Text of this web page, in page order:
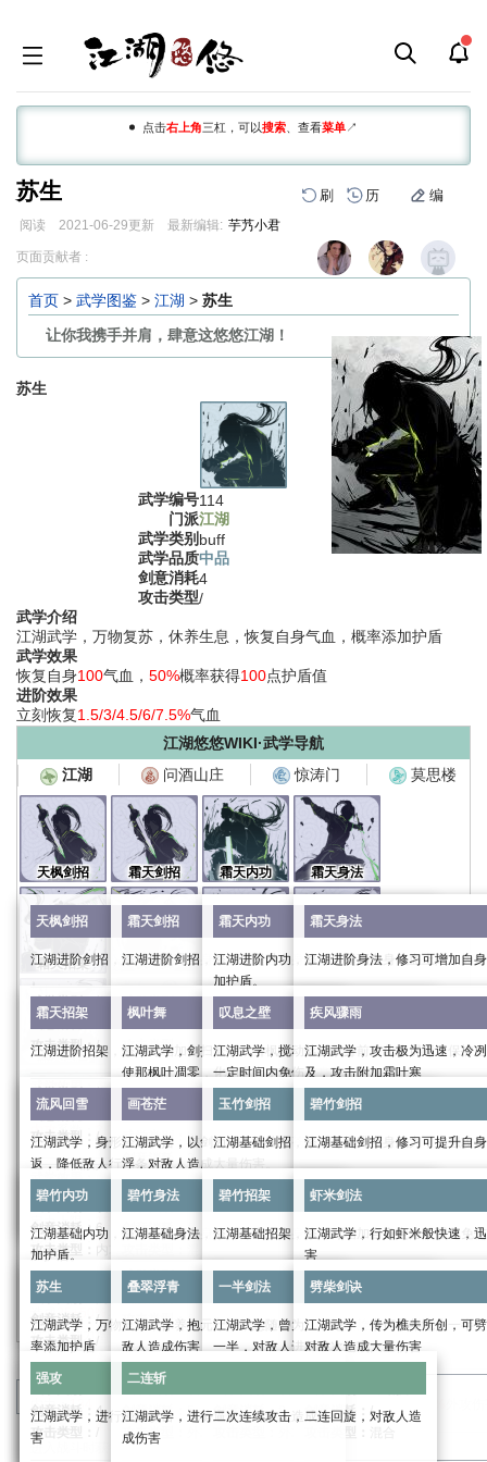
点击右上角三杠，可以搜索 、查看菜单↗
苏生 刷 历 编
阅读 2021-06-29更新 最新编辑: 芋艿小君
跳
导
航
跳
搜
索
页面贡献者 :
首页 > 武学图鉴 > 江湖 > 苏生
让你我携手并肩，肆意这悠悠江湖！
苏生
武学编号114
门派江湖
武学类别 buff
武学品质中品
剑意消耗4
攻击类型/
武学介绍
江湖武学，万物复苏，休养生息，恢复自身气血，概率添加护盾
武学效果
恢复自身100气血， 50%概率获得100点护盾值
进阶效果
立刻恢复1.5/3/4.5/6/7.5%气血
江湖悠悠WIKI·武学导航
江湖 问酒山庄 惊涛门 莫思楼
天枫剑招
天枫剑招
江湖进阶剑招，修习可提升自身武力，加强攻击伤害
武学类别：招式
剑意消耗：
攻击类型：/
武学效果：
武力：18
进阶效果：
武力0/6/19/39/66/99
霜天剑招
霜天剑招
江湖进阶剑招，修习可提升自身武力，加强攻击伤害
武学类别：招式
剑意消耗：
攻击类型： /
武学效果：
武力：18
进阶效果：
武力：0/6/19/39/66/99
霜天内功
霜天内功
江湖进阶内功，修习可提高自身气血上限，为
加护盾。
武学类别：
剑意消耗： /
攻击类型：/
武学效果：
气血系数：4.5
进阶效果：
内力：0/50/151/302/504/756
进入战斗时获得的护盾值：0/50/155/305/505/
霜天身法
霜天身法
江湖进阶身法，修习可增加自
武学类别：身法
剑意消耗：
攻击类型： /
武学效果：
身法：18
内防系数：1.0
进阶效果：
身法：0/6/19/39/66/99
霜天招架
霜天招架
江湖进阶招架，修习可增加自身定力，强化免伤
武学类别：招架
剑意消耗：
攻击类型：
/
武学效果：
根骨：10
招架系数： 24.16%
进阶效果：
根骨：0/33/99/198/330/495
枫叶舞
枫叶舞
江湖武学，剑扫寰宇，引枫叶翩翩，萦绕于侧，也可
使那枫叶凋零，化为尘土，加快自身行动条增长，可
提前取消
武学类别： buff
剑意消耗： 2
攻击类型：外攻
提高自身20% 行动增长速度，每次攻击额外造成
续四息。
枫叶舞·凋零：取消行动增长速度加成，立刻攻击一
次，造成12+25% 外攻伤害。
进阶效果：
0/2.5/7.5/12.5/20/27.5%概率立刻进行普通攻击
叹息之壁
叹息之壁
江湖武学，搅动落枫于身前，化作屏障，保护
一定时间内免伤
武学类别：
剑意消耗：4
武学效果：
攻伤害，持续两息
进阶效果：
0/5/15/25/45/55%概率立刻进行普通攻击
疾风骤雨
疾风骤雨
江湖武学，攻击极为迅速，冷
及，攻击附加霜叶寒
武学类别：
剑意消耗：4
武学效果：
霜叶寒：持续十二息，满4层后
雪30%调息时间且添加一层霜
进阶效果：
0/5/15/25/40/55%概率立刻进
流风回雪
流风回雪
江湖武学，身形轻逸飘摇，在枫叶中腾挪，一击则
返，降低敌人行动条
武学类别：
剑意消耗：6
攻击类型：
武学效果：
对方行动力增长速度50%
。
进阶效果：
0/7.5/22.5/37.5/60/82.5% 概率立刻进行普通攻击
画苍茫
画苍茫
江湖武学，以剑为笔，描绘那苍茫大地，画尽人世沉
浮，对敌人造成大量伤害。
武学类别：
终结技
剑意消耗：/
武学效果：
攻伤害
进阶效果：
此武功基础伤害提升0/8/16/30/45/60%
玉竹剑招
玉竹剑招
江湖基础剑招，修习可提升自身武力，加强攻
武学类别：招式
剑意消耗：
攻击类型：/
武学效果：
武力：16
进阶效果：
碧竹剑招
碧竹剑招
江湖基础剑招，修习可提升自
武学类别：招式
剑意消耗：
攻击类型： /
武学效果：
武力：16
进阶效果：
碧竹内功
碧竹内功
江湖基础内功，修习可提高自身气血上限，为自己添
加护盾。
武学类别：
剑意消耗： /
攻击类型：
武学效果：
气血系数： 4.0
进入战斗时获得护盾值：
碧竹身法
碧竹身法
江湖基础身法，修习可增加自身防御。
武学类别：身法
剑意消耗：
攻击类型： /
武学效果：
身法：16
内防系数： 1.0
碧竹招架
碧竹招架
江湖基础招架，修习可增加自身定力，强化免伤
武学类别：招架
剑意消耗：
攻击类型： /
武学效果：
招架系数：24.16%
虾米剑法
虾米剑法
江湖武学，行如虾米般快速，
害
武学类别：
剑意消耗：
3
攻击类型：外攻
苏生
苏生
江湖武学，万物复苏，休养生息，恢复自身气血，概
率添加护盾
武学类别：
剑意消耗： 4
攻击类型：
叠翠浮青
叠翠浮青
江湖武学，抱元守一，意随心动，连续回旋打击，对
敌人造成伤害
武学类别：
剑意消耗： 5
攻击类型：
一半剑法
一半剑法
江湖武学，曾为江湖绝学，奈何早年流失一半
一半，对敌人进行多次伤害
剑意消耗：8
劈柴剑诀
劈柴剑诀
江湖武学，传为樵夫所创，可
对敌人造成大量伤害
剑意消耗： /
强攻
强攻
江湖武学，进行强猛攻击，气势逼人，对敌人造成伤
害
二连斩
二连斩
江湖武学，进行二次连续攻击，二连回旋，对敌人造
成伤害
分类： 武学 江湖